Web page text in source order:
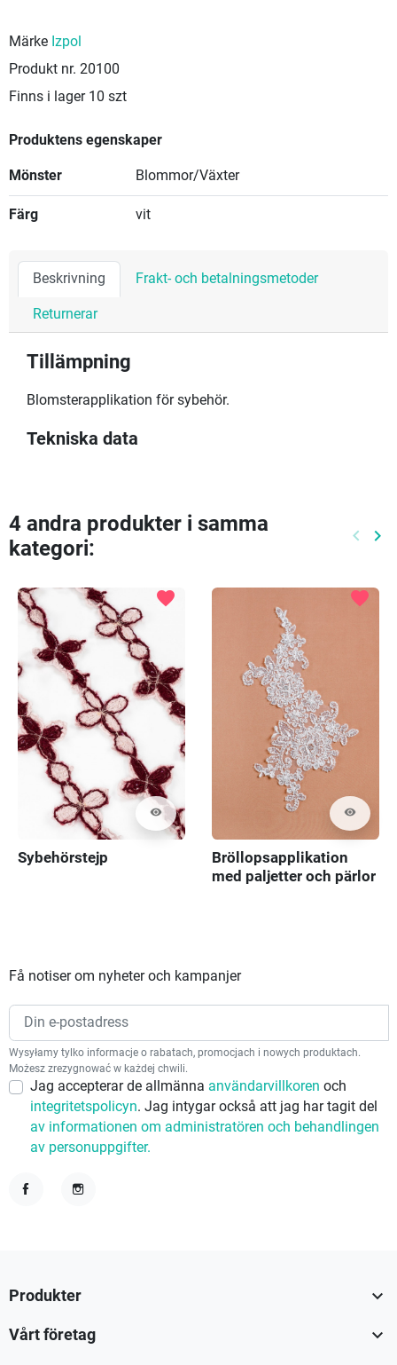
Märke Izpol
Produkt nr. 20100
Finns i lager 10 szt
Produktens egenskaper
Mönster Blommor/Växter
Färg vit
Beskrivning Frakt- och betalningsmetoder
Returnerar
Tillämpning
Blomsterapplikation för sybehör.
Tekniska data
4 andra produkter i samma
kategori:
keyboard_arrow_left keyboard_arrow_right
visibility
favorite
Sybehörstejp
visibility
favorite
Bröllopsapplikation
med paljetter och pärlor
Få notiser om nyheter och kampanjer
Wysyłamy tylko informacje o rabatach, promocjach i nowych produktach.
Możesz zrezygnować w każdej chwili.
Jag accepterar de allmänna användarvillkoren och
integritetspolicyn. Jag intygar också att jag har tagit del
av informationen om administratören och behandlingen
av personuppgifter.
Produkter 
Vårt företag
